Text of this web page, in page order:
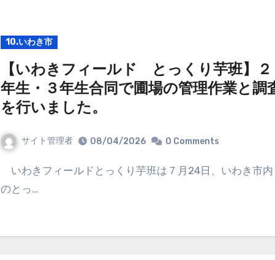
10.いわき市
【いわきフィールド とっくり芋班】２
年生・３年生合同で圃場の管理作業と調
を行いました。
サイト管理者 08/04/2026 0 Comments
いわきフィールドとっくり芋班は７月24日、いわき市内
のとっ…